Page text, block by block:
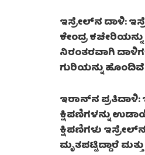
ಇಸ್ರೇಲ್‌ನ ದಾಳಿ:
ಕೇಂದ್ರ
ನಿರಂತರವಾಗಿ
ಗುರಿಯನ್ನು
ಇರಾನ್‌ನ
ಕ್ಷಿಪಣಿಗಳನ್ನು
ಕ್ಷಿಪಣಿಗಳು
ಮೃತಪಟ್ಟಿದ್ದಾರೆ